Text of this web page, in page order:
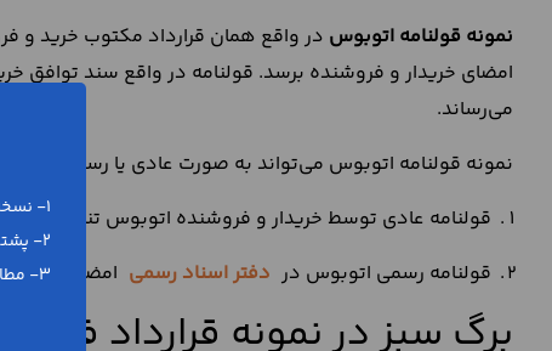
نمونه قولنامه اتوبوس در واقع همان قرارداد مکتوب خرید و
امضای خریدار و فروشنده برسد. قولنامه در واقع سند توافق
می‌رساند.
نمونه قولنامه اتوبوس می‌تواند به صورت عادی یا رسمی تنظیم
قولنامه عادی توسط خریدار و فروشنده اتوبوس تنظیم و
قولنامه رسمی اتوبوس در دفتر اسناد رسمی امضا می‌شود
برگ سبز در نمونه قرارداد
1- نسخه ورد (word) و پی دی اف (pdf)
2- پشتیبانی رایگان تلفنی و آنلاین
3- مطابق با آخرین تغییرات قانونی